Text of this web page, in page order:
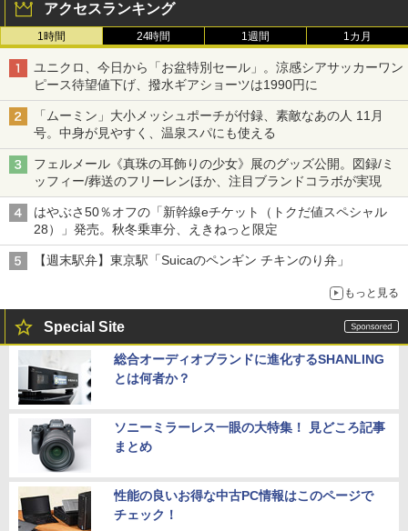
アクセスランキング
1時間 24時間 1週間 1カ月
ユニクロ、今日から「お盆特別セール」。涼感シアサッカーワン
ピース待望値下げ、撥水ギアショーツは1990円に
「ムーミン」大小メッシュポーチが付録、素敵なあの人 11月
号。中身が見やすく、温泉スパにも使える
フェルメール《真珠の耳飾りの少女》展のグッズ公開。図録/ミ
ッフィー/葬送のフリーレンほか、注目ブランドコラボが実現
はやぶさ50％オフの「新幹線eチケット（トクだ値スペシャル
28）」発売。秋冬乗車分、えきねっと限定
【週末駅弁】東京駅「Suicaのペンギン チキンのり弁」
もっと見る
Special Site
総合オーディオブランドに進化するSHANLING
とは何者か？
ソニーミラーレス一眼の大特集！ 見どころ記事
まとめ
性能の良いお得な中古PC情報はこのページで
チェック！